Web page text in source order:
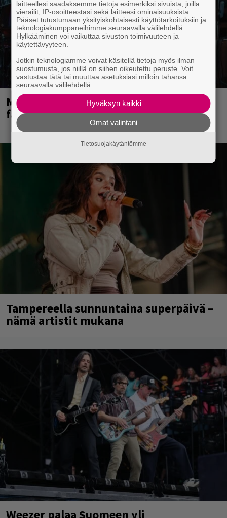
Mainioita uutisia Remu Aaltosen
faneille
Tampereella sunnuntaina superpäivä –
nämä artistit mukana
Weezer palaa Suomeen yli
laitteellesi saadaksemme tietoja esimerkiksi sivuista, joilla
vierailit, IP-osoitteestasi sekä laitteesi ominaisuuksista.
Pääset tutustumaan yksityiskohtaisesti käyttötarkoituksiin ja
teknologiakumppaneihimme seuraavalla välilehdellä.
Hylkääminen voi vaikuttaa sivuston toimivuuteen ja
käytettävyyteen.
Jotkin teknologiamme voivat käsitellä tietoja myös ilman
suostumusta, jos niillä on siihen oikeutettu peruste. Voit
vastustaa tätä tai muuttaa asetuksiasi milloin tahansa
seuraavalla välilehdellä.
Hyväksyn kaikki
Omat valintani
Tietosuojakäytäntömme